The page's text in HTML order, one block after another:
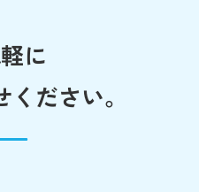
に
ださい。